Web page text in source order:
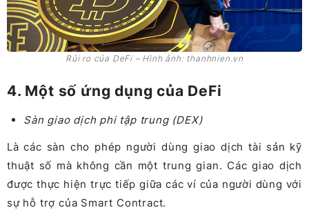
Rủi ro của DeFi – Hình ảnh: thanhnien.vn
4. Một số ứng dụng của DeFi
Sàn giao dịch phi tập trung (DEX)
Là các sàn cho phép người dùng giao dịch tài sản kỹ
thuật số mà không cần một trung gian. Các giao dịch
được thực hiện trực tiếp giữa các ví của người dùng với
sự hỗ trợ của Smart Contract.